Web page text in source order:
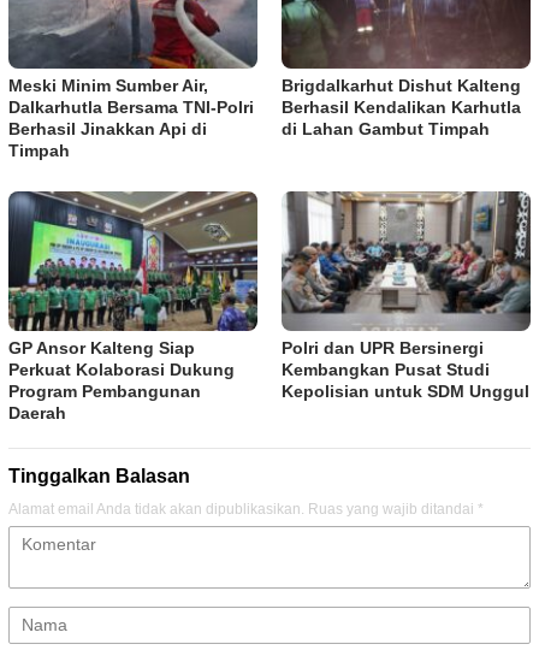
Meski Minim Sumber Air,
Dalkarhutla Bersama TNI-Polri
Berhasil Jinakkan Api di
Timpah
Brigdalkarhut Dishut Kalteng
Berhasil Kendalikan Karhutla
di Lahan Gambut Timpah
GP Ansor Kalteng Siap
Perkuat Kolaborasi Dukung
Program Pembangunan
Daerah
Polri dan UPR Bersinergi
Kembangkan Pusat Studi
Kepolisian untuk SDM Unggul
Tinggalkan Balasan
Alamat email Anda tidak akan dipublikasikan. Ruas yang wajib ditandai *